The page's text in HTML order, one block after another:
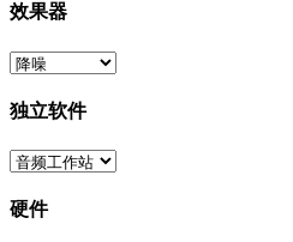
效果器
独立软件
硬件